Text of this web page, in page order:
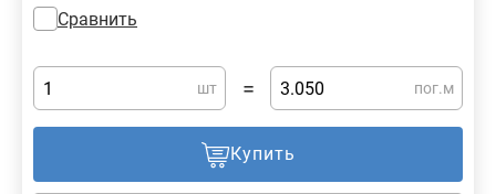
Сравнить
шт = пог.м
Купить